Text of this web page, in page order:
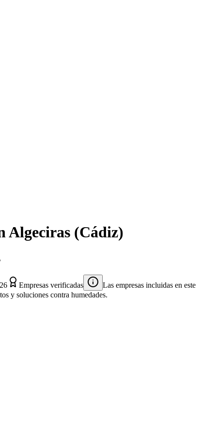
Algeciras (Cádiz)
Empresas verificadas
Las empresas incluidas en este
y soluciones contra humedades.